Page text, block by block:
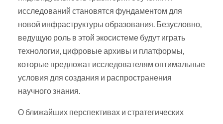
исследований становятся фундаментом для
новой инфраструктуры образования. Безусловно,
ведущую роль в этой экосистеме будут играть
технологии, цифровые архивы и платформы,
которые предложат исследователям оптимальные
условия для создания и распространения
научного знания.
О ближайших перспективах и стратегических